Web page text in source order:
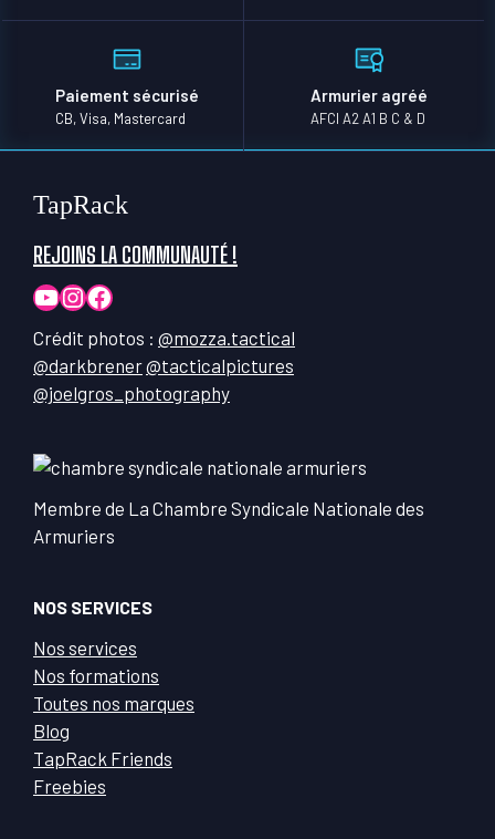
Paiement sécurisé
CB, Visa, Mastercard
Armurier agréé
AFCI A2 A1 B C & D
TapRack
REJOINS LA COMMUNAUTÉ !
YouTube
Instagram
Facebook
Crédit photos : @mozza.tactical
@darkbrener@tacticalpictures
@joelgros_photography
Membre de La Chambre Syndicale Nationale des
Armuriers
NOS SERVICES
Nos services
Nos formations
Toutes nos marques
Blog
TapRack Friends
Freebies